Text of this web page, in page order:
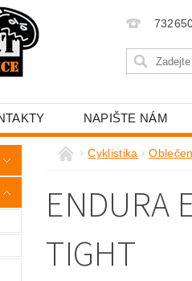
NAPIŠTE NÁM
Cyklistika
ENDURA
TIGHT